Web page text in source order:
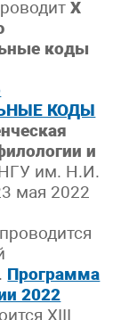
X
коды
КОДЫ
и
им. Н.И.
мая 2022
Программа
2022
XIII